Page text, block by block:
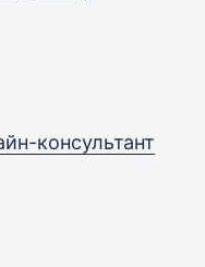
консультант